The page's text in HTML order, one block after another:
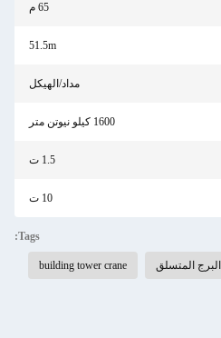
65 م
51.5m
مداد/الهيكل
1600 كيلو نيوتن متر
1.5 ت
10 ت
Tags:
البرج المتسلق building tower crane